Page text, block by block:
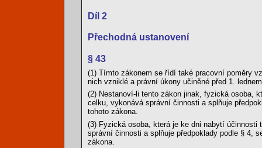
Díl 2
Přechodná ustanovení
§ 43
(1) Tímto zákonem se řídí také pracovní poměry
nich vzniklé a právní úkony učiněné před 1.
(2) Nestanoví-li tento zákon jinak, fyzická osoba,
celku, vykonává správní činnosti a splňuje
tohoto zákona.
(3) Fyzická osoba, která je ke dni nabytí
správní činnosti a splňuje předpoklady podle § 4,
zákona.